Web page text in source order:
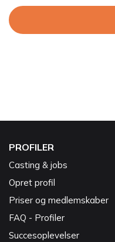
PROFILER
Casting & jobs
Opret profil
Priser og medlemskaber
FAQ - Profiler
Succesoplevelser